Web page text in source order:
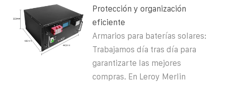
Protección y organización
eficiente
Armarios para baterías solares:
Trabajamos día tras día para
garantizarte las mejores
compras. En Leroy Merlin